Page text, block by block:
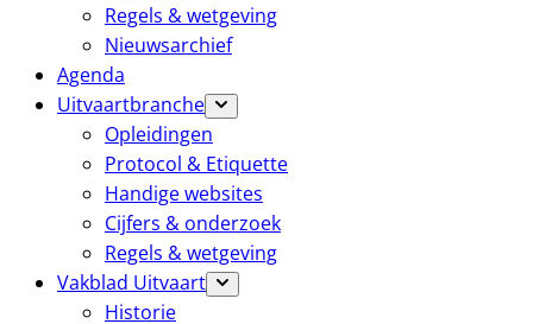
Regels & wetgeving
Nieuwsarchief
Agenda
Uitvaartbranche
Opleidingen
Protocol & Etiquette
Handige websites
Cijfers & onderzoek
Regels & wetgeving
Vakblad Uitvaart
Historie